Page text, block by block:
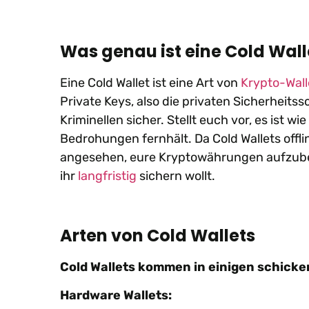
Was genau ist eine Cold
Eine Cold Wallet ist eine Art von Krypto-
Private Keys, also die privaten
Kriminellen sicher. Stellt euch vor, es ist
Bedrohungen fernhält. Da Cold Wallets
angesehen, eure Kryptowährungen
ihr langfristig sichern wollt.
Arten von Cold Wallets
Cold Wallets kommen in einigen
Hardware Wallets: